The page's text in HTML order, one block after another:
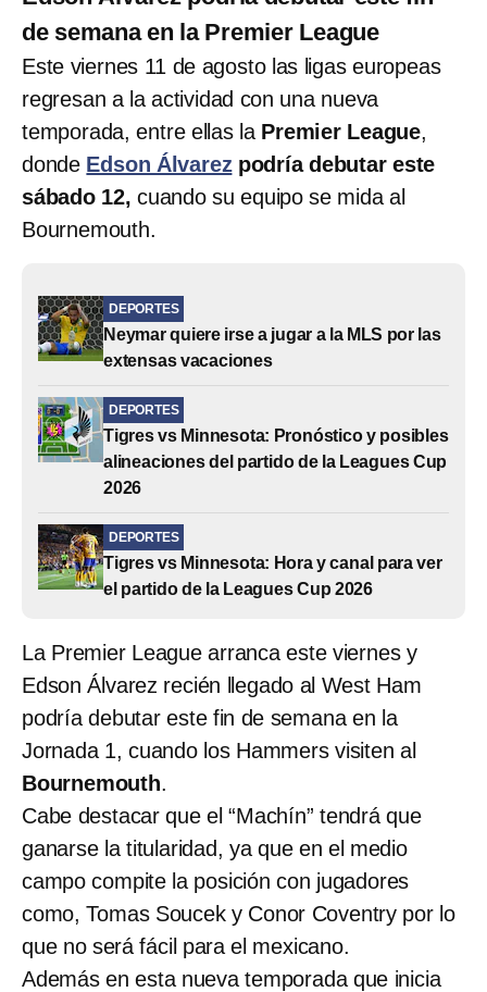
de semana en la Premier League
Este viernes 11 de agosto las ligas europeas
regresan a la actividad con una nueva
temporada, entre ellas la Premier League,
donde Edson Álvarezpodría debutar este
sábado 12, cuando su equipo se mida al
Bournemouth.
DEPORTES
Neymar quiere irse a jugar a la MLS por las
extensas vacaciones
DEPORTES
Tigres vs Minnesota: Pronóstico y posibles
alineaciones del partido de la Leagues Cup
2026
DEPORTES
Tigres vs Minnesota: Hora y canal para ver
el partido de la Leagues Cup 2026
La Premier League arranca este viernes y
Edson Álvarez recién llegado al West Ham
podría debutar este fin de semana en la
Jornada 1, cuando los Hammers visiten al
Bournemouth.
Cabe destacar que el “Machín” tendrá que
ganarse la titularidad, ya que en el medio
campo compite la posición con jugadores
como, Tomas Soucek y Conor Coventry por lo
que no será fácil para el mexicano.
Además en esta nueva temporada que inicia